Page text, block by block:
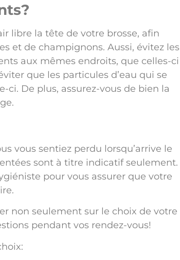
libre la tête de votre brosse, afin
et de champignons. Aussi, évitez les
aux mêmes endroits, que celles-ci
que les particules d’eau qui se
ci. De plus, assurez-vous de bien la
vous sentiez perdu lorsqu’arrive le
sont à titre indicatif seulement.
pour vous assurer que votre
non seulement sur le choix de votre
pendant vos rendez-vous!